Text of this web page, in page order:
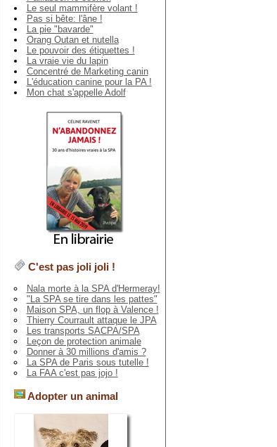
Le seul mammifère volant !
Pas si bête: l'âne !
La pie "bavarde"
Orang Outan et nutella
Le pouvoir des étiquettes !
La vraie vie du lapin
Concentré de Marketing canin
L'éducation canine pour la PA !
Mon chat s'appelle Adolf
C'est pas joli joli !
Nala morte à la SPA d'Hermeray!
"La SPA se tire dans les pattes"
Maison SPA, un flop à Valence !
Thierry Courrault attaque le JPA
Les transports SACPA/SPA
Leçon de protection animale
Donner à 30 millions d'amis ?
La SPA de Paris sous tutelle !
La FAA c'est pas jojo !
Adopter un animal